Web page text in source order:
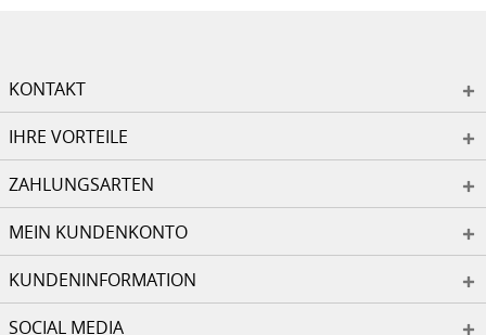
KONTAKT
IHRE VORTEILE
ZAHLUNGSARTEN
MEIN KUNDENKONTO
KUNDENINFORMATION
SOCIAL MEDIA